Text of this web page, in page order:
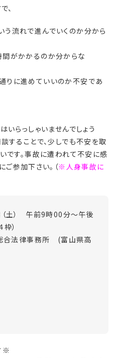
、
う流れで進んでいくのか分から
間がかかるのか分からな
りに進めていいのか不安であ
らっしゃいませんでしょう
することで、少しでも不安を取
です。事故に遭われて不安に感
ご参加下さい。（※人身事故に
土） 午前9時00分～午後
）
合法律事務所 (富山県高
※